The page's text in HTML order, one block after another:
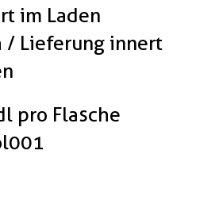
im Laden
Lieferung innert
pro Flasche